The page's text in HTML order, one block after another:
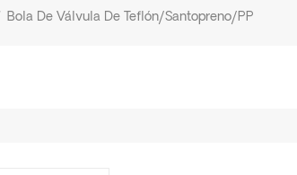
Bola De Válvula De Teflón/santopreno/PP